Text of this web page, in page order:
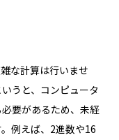
な計算は行いませ
うと、コンピュータ
要があるため、未経
例えば、2進数や16